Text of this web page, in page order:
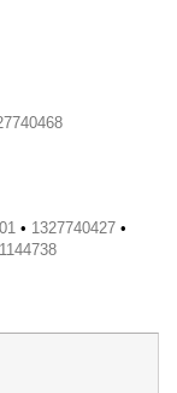
• 1327740427 •